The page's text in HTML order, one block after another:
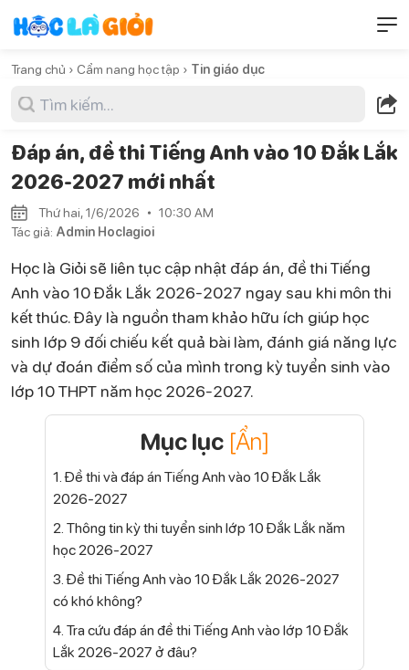
Trang chủ › Cẩm nang học tập › Tin giáo dục
Đáp án, đề thi Tiếng Anh vào 10 Đắk Lắk
2026-2027 mới nhất
Thứ hai, 1/6/2026
10:30 AM
Tác giả: Admin Hoclagioi
Học là Giỏi sẽ liên tục cập nhật đáp án, đề thi Tiếng
Anh vào 10 Đắk Lắk 2026-2027 ngay sau khi môn thi
kết thúc. Đây là nguồn tham khảo hữu ích giúp học
sinh lớp 9 đối chiếu kết quả bài làm, đánh giá năng lực
và dự đoán điểm số của mình trong kỳ tuyển sinh vào
lớp 10 THPT năm học 2026-2027.
Mục lục [Ẩn]
1. Đề thi và đáp án Tiếng Anh vào 10 Đắk Lắk
2026-2027
2. Thông tin kỳ thi tuyển sinh lớp 10 Đắk Lắk năm
học 2026-2027
3. Đề thi Tiếng Anh vào 10 Đắk Lắk 2026-2027
có khó không?
4. Tra cứu đáp án đề thi Tiếng Anh vào lớp 10 Đắk
Lắk 2026-2027 ở đâu?